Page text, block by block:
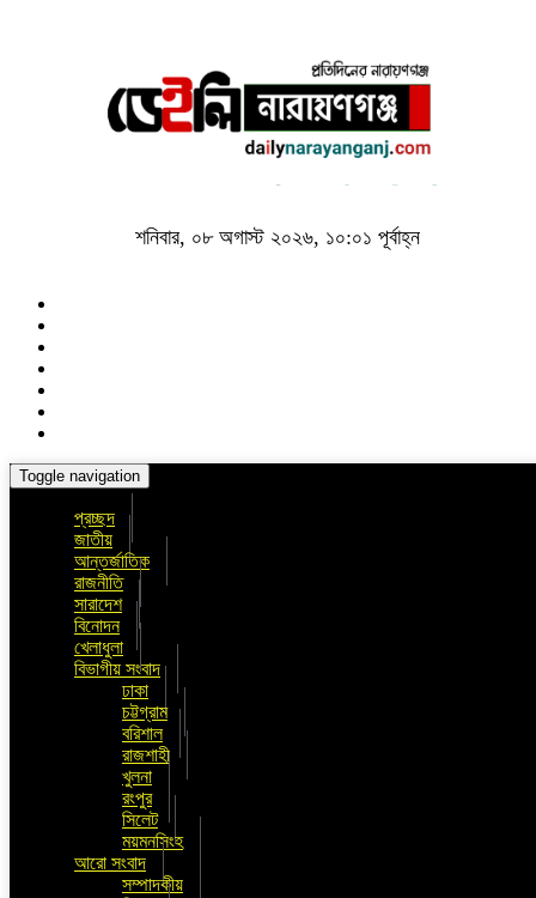
শনিবার, ০৮ অগাস্ট ২০২৬, ১০:০১ পূর্বাহ্ন
Toggle navigation
প্রচ্ছদ
জাতীয়
আন্তর্জাতিক
রাজনীতি
সারাদেশ
বিনোদন
খেলাধুলা
বিভাগীয় সংবাদ
ঢাকা
চট্টগ্রাম
বরিশাল
রাজশাহী
খুলনা
রংপুর
সিলেট
ময়মনসিংহ
আরো সংবাদ
সম্পাদকীয়